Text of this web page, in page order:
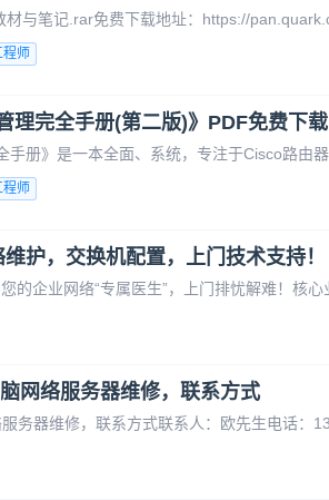
程师
理完全手册(第二版)》PDF免费下载
程师
护，交换机配置，上门技术支持！
网络服务器维修，联系方式